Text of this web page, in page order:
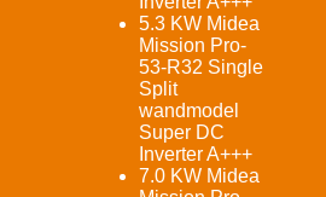
5.3 KW Midea
Mission Pro-
53-R32 Single
Split
wandmodel
Super DC
Inverter A+++
7.0 KW Midea